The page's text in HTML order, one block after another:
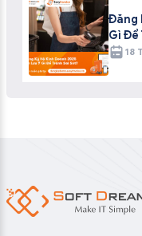
Đăng
Gì Để
18